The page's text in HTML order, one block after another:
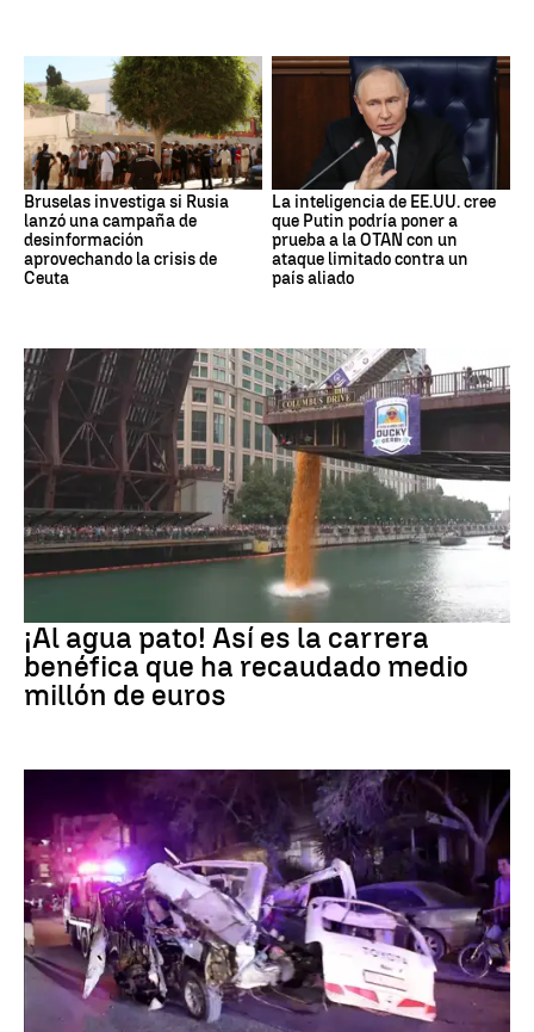
Bruselas investiga si Rusia
lanzó una campaña de
desinformación
aprovechando la crisis de
Ceuta
La inteligencia de EE.UU. cree
que Putin podría poner a
prueba a la OTAN con un
ataque limitado contra un
país aliado
¡Al agua pato! Así es la carrera
benéfica que ha recaudado medio
millón de euros